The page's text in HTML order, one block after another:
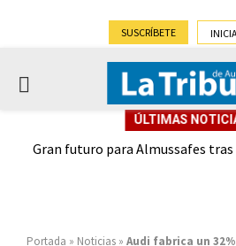
SUSCRÍBETE
PRIMARY
ÚLTIMAS
Gran futuro para Almussafes
Portada » Noticias » Audi fabrica un